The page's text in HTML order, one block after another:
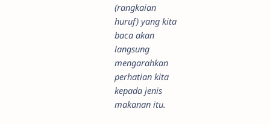
(rangkaian
huruf) yang kita
baca akan
langsung
mengarahkan
perhatian kita
kepada jenis
makanan itu.